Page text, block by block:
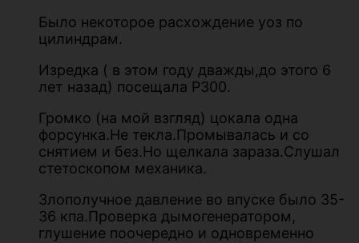
Было некоторое расхождение уоз по
цилиндрам.
Изредка ( в этом году дважды,до этого 6
лет назад) посещала Р300.
Громко (на мой взгляд) цокала одна
форсунка.Не текла.Промывалась и со
снятием и без.Но щелкала зараза.Слушал
стетоскопом механика.
Злополучное давление во впуске было 35-
36 кпа.Проверка дымогенератором,
глушение поочередно и одновременно